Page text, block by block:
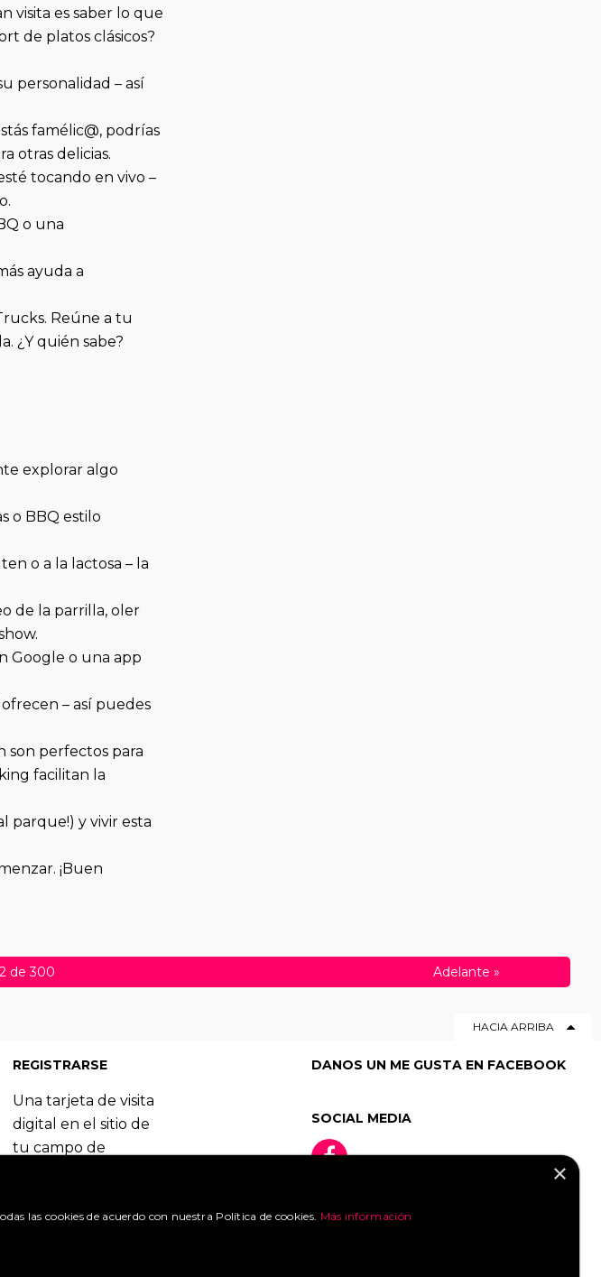
visita es saber lo que
de platos clásicos?
personalidad – así
famélic@, podrías
otras delicias.
tocando en vivo –
o una
ayuda a
Reúne a tu
¿Y quién sabe?
explorar algo
o BBQ estilo
o a la lactosa – la
de la parrilla, oler
Google o una app
– así puedes
son perfectos para
facilitan la
parque!) y vivir esta
¡Buen
de 300 Adelante »
HACIA ARRIBA
REGISTRARSE
Una tarjeta de visita
digital en el sitio de
tu campo de
benefíciate de las
DANOS UN ME GUSTA EN FACEBOOK
SOCIAL MEDIA
×
las cookies de acuerdo con nuestra Política de cookies. Más información